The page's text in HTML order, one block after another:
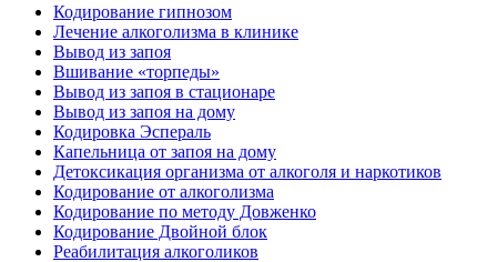
Кодирование гипнозом
Лечение алкоголизма в клинике
Вывод из запоя
Вшивание «торпеды»
Вывод из запоя в стационаре
Вывод из запоя на дому
Кодировка Эспераль
Капельница от запоя на дому
Детоксикация организма от алкоголя и наркотиков
Кодирование от алкоголизма
Кодирование по методу Довженко
Кодирование Двойной блок
Реабилитация алкоголиков